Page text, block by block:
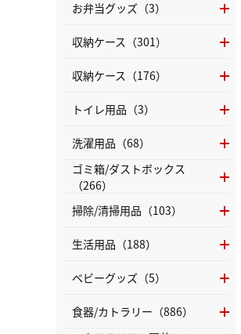
お弁当グッズ（3）
収納ケース（301）
収納ケース（176）
トイレ用品（3）
洗濯用品（68）
ゴミ箱/ダストボックス
（266）
掃除/清掃用品（103）
生活用品（188）
ベビーグッズ（5）
食器/カトラリー（886）